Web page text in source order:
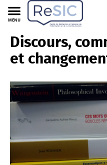
MENU
LTC RESIC FR À propos
Discours, communication et
Discours,
et